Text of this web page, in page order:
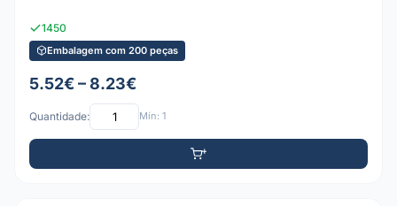
1450
Embalagem com 200 peças
5.52€ – 8.23€
Quantidade: Mín: 1